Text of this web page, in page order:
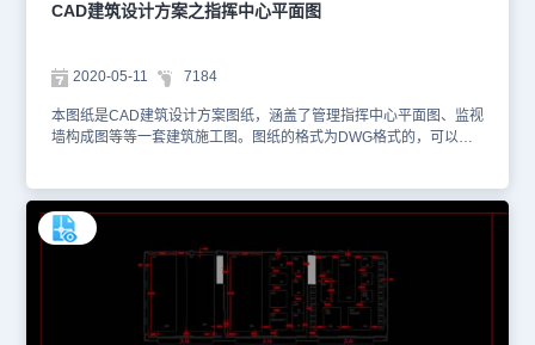
CAD建筑设计方案之指挥中心平面图
2020-05-11 7184
本图纸是CAD建筑设计方案图纸，涵盖了管理指挥中心平面图、监视
墙构成图等等一套建筑施工图。图纸的格式为DWG格式的，可以使
为学习资料参考，请勿用于商业用途。更多图纸库资源可访问浩辰
CAD软件官网进行学习。